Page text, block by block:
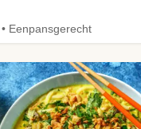
Eenpansgerecht